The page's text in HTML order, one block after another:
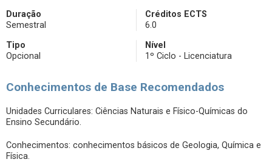
Duração
Semestral
Créditos ECTS
6.0
Tipo
Opcional
Nível
1º Ciclo - Licenciatura
Conhecimentos de Base Recomendados
Unidades Curriculares: Ciências Naturais e Físico-Químicas do
Ensino Secundário.
Conhecimentos: conhecimentos básicos de Geologia, Química e
Física.